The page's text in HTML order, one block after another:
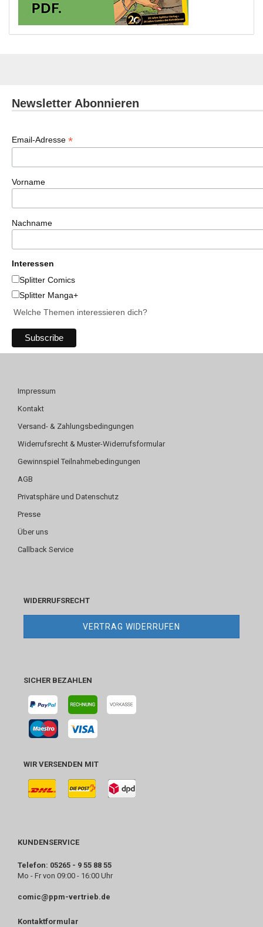
Newsletter Abonnieren
Email-Adresse *
Vorname
Nachname
Interessen
Splitter Comics
Splitter Manga+
Welche Themen interessieren dich?
Impressum
Kontakt
Versand- & Zahlungsbedingungen
Widerrufsrecht & Muster-Widerrufsformular
Gewinnspiel Teilnahmebedingungen
AGB
Privatsphäre und Datenschutz
Presse
Über uns
Callback Service
WIDERRUFSRECHT
VERTRAG WIDERRUFEN
SICHER BEZAHLEN
WIR VERSENDEN MIT
KUNDENSERVICE
Telefon: 05265 - 9 55 88 55
Mo - Fr von 09:00 - 16:00 Uhr
comic@ppm-vertrieb.de
Kontaktformular